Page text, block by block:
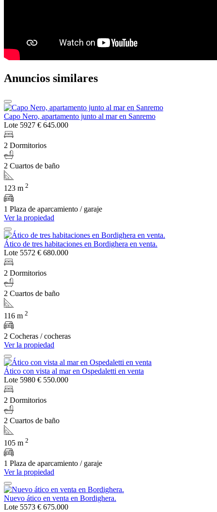
Anuncios similares
Capo Nero, apartamento junto al mar en Sanremo
Lote 5927 € 645.000
2 Dormitorios
2 Cuartos de baño
123 m 2
1 Plaza de aparcamiento / garaje
Ver la propiedad
Ático de tres habitaciones en Bordighera en venta.
Lote 5572 € 680.000
2 Dormitorios
2 Cuartos de baño
116 m 2
2 Cocheras / cocheras
Ver la propiedad
Ático con vista al mar en Ospedaletti en venta
Lote 5980 € 550.000
2 Dormitorios
2 Cuartos de baño
105 m 2
1 Plaza de aparcamiento / garaje
Ver la propiedad
Nuevo ático en venta en Bordighera.
Lote 5573 € 675.000